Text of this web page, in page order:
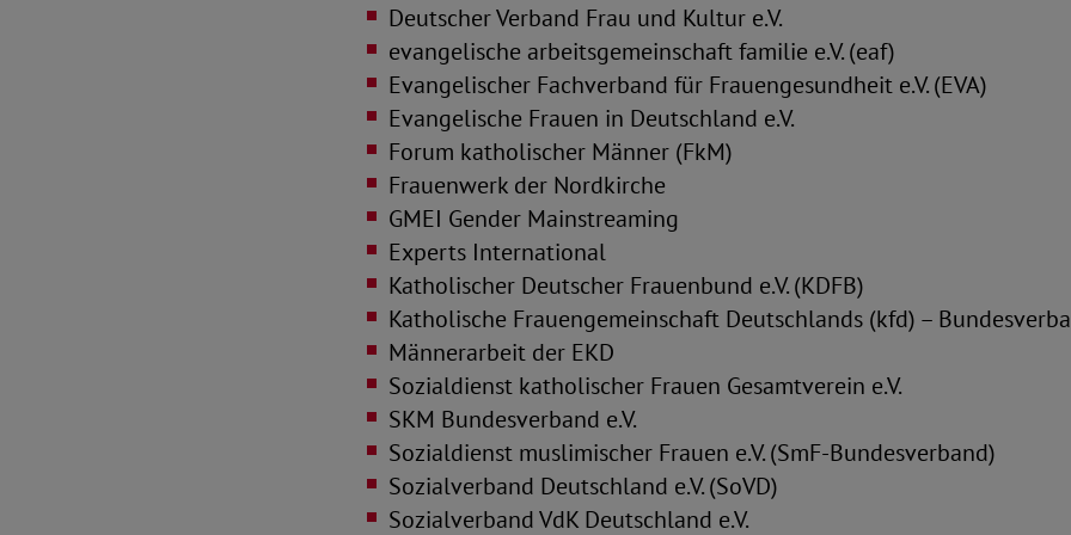
Deutscher Verband Frau und Kultur e.V.
evangelische arbeitsgemeinschaft familie e.V. (eaf)
Evangelischer Fachverband für Frauengesundheit e.V. (EVA)
Evangelische Frauen in Deutschland e.V.
Forum katholischer Männer (FkM)
Frauenwerk der Nordkirche
GMEI Gender Mainstreaming
Experts International
Katholischer Deutscher Frauenbund e.V. (KDFB)
Katholische Frauengemeinschaft Deutschlands (kfd) –
Männerarbeit der EKD
Sozialdienst katholischer Frauen Gesamtverein e.V.
SKM Bundesverband e.V.
Sozialdienst muslimischer Frauen e.V. (SmF-Bundesverband)
Sozialverband Deutschland e.V. (SoVD)
Sozialverband VdK Deutschland e.V.